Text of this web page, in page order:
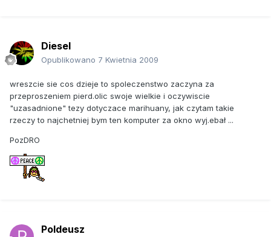
Diesel
Opublikowano 7 Kwietnia 2009
wreszcie sie cos dzieje to spoleczenstwo zaczyna za
przeproszeniem pierd.olic swoje wielkie i oczywiscie
"uzasadnione" tezy dotyczace marihuany, jak czytam takie
rzeczy to najchetniej bym ten komputer za okno wyj.ebał ...
PozDRO
Poldeusz